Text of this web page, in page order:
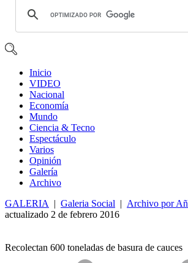
Inicio
VIDEO
Nacional
Economía
Mundo
Ciencia & Tecno
Espectáculo
Varios
Opinión
Galería
Archivo
GALERIA
| Galeria Social | Archivo por
actualizado 2 de febrero 2016
Recolectan 600 toneladas de basura de cauces